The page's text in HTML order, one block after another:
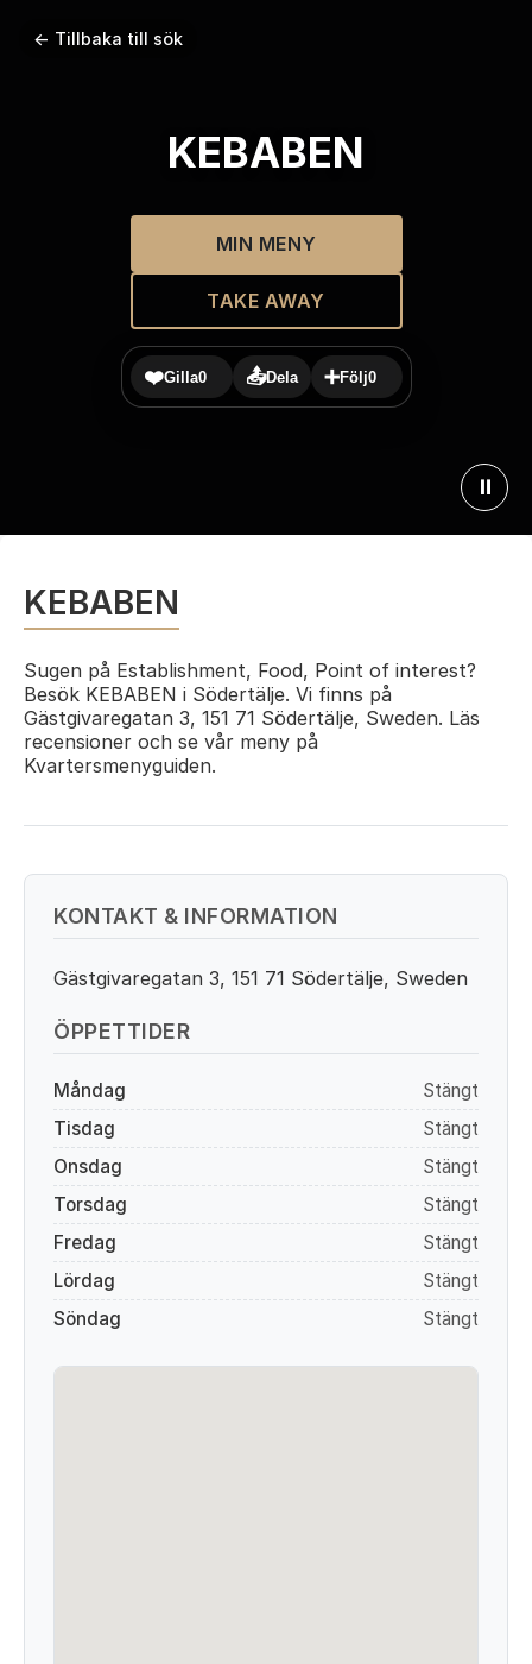
← Tillbaka till sök
KEBABEN
MIN MENY
TAKE AWAY
❤️Gilla0 📤Dela ➕Följ0
⏸
KEBABEN
Sugen på Establishment, Food, Point of interest?
Besök KEBABEN i Södertälje. Vi finns på
Gästgivaregatan 3, 151 71 Södertälje, Sweden. Läs
recensioner och se vår meny på
Kvartersmenyguiden.
KONTAKT & INFORMATION
Gästgivaregatan 3, 151 71 Södertälje, Sweden
ÖPPETTIDER
Måndag
Stängt
Tisdag
Stängt
Onsdag
Stängt
Torsdag
Stängt
Fredag
Stängt
Lördag
Stängt
Söndag
Stängt